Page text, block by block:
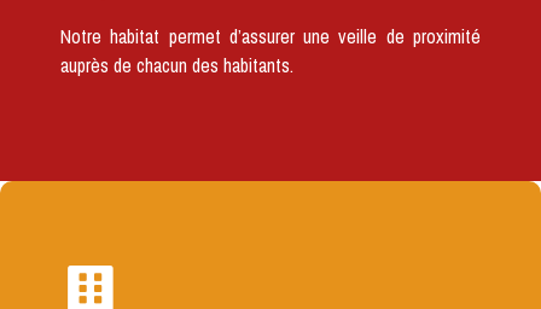
Notre habitat permet d’assurer une veille de proximité
auprès de chacun des habitants.